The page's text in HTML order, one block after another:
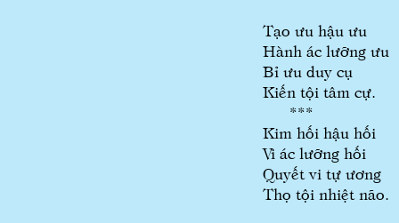
Tạo ưu hậu ưu
Hành ác lưỡng ưu
Bỉ ưu duy cụ
Kiến tội tâm cự.
***
Kim hối hậu hối
Vi ác lưỡng hối
Quyết vi tự ương
Thọ tội nhiệt não.